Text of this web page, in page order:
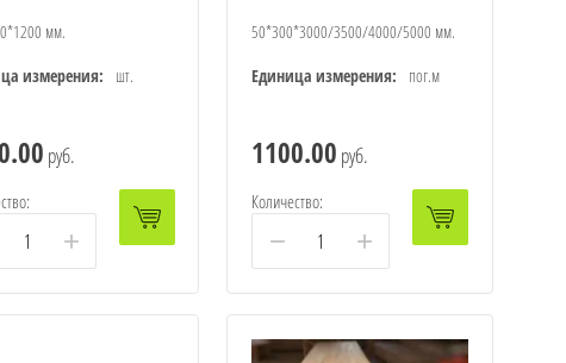
мм.
измерения:
шт.
руб.
+
50*300*3000/3500/4000/5000 мм.
Единица измерения:
пог.м
1100.00 руб.
Количество:
− +